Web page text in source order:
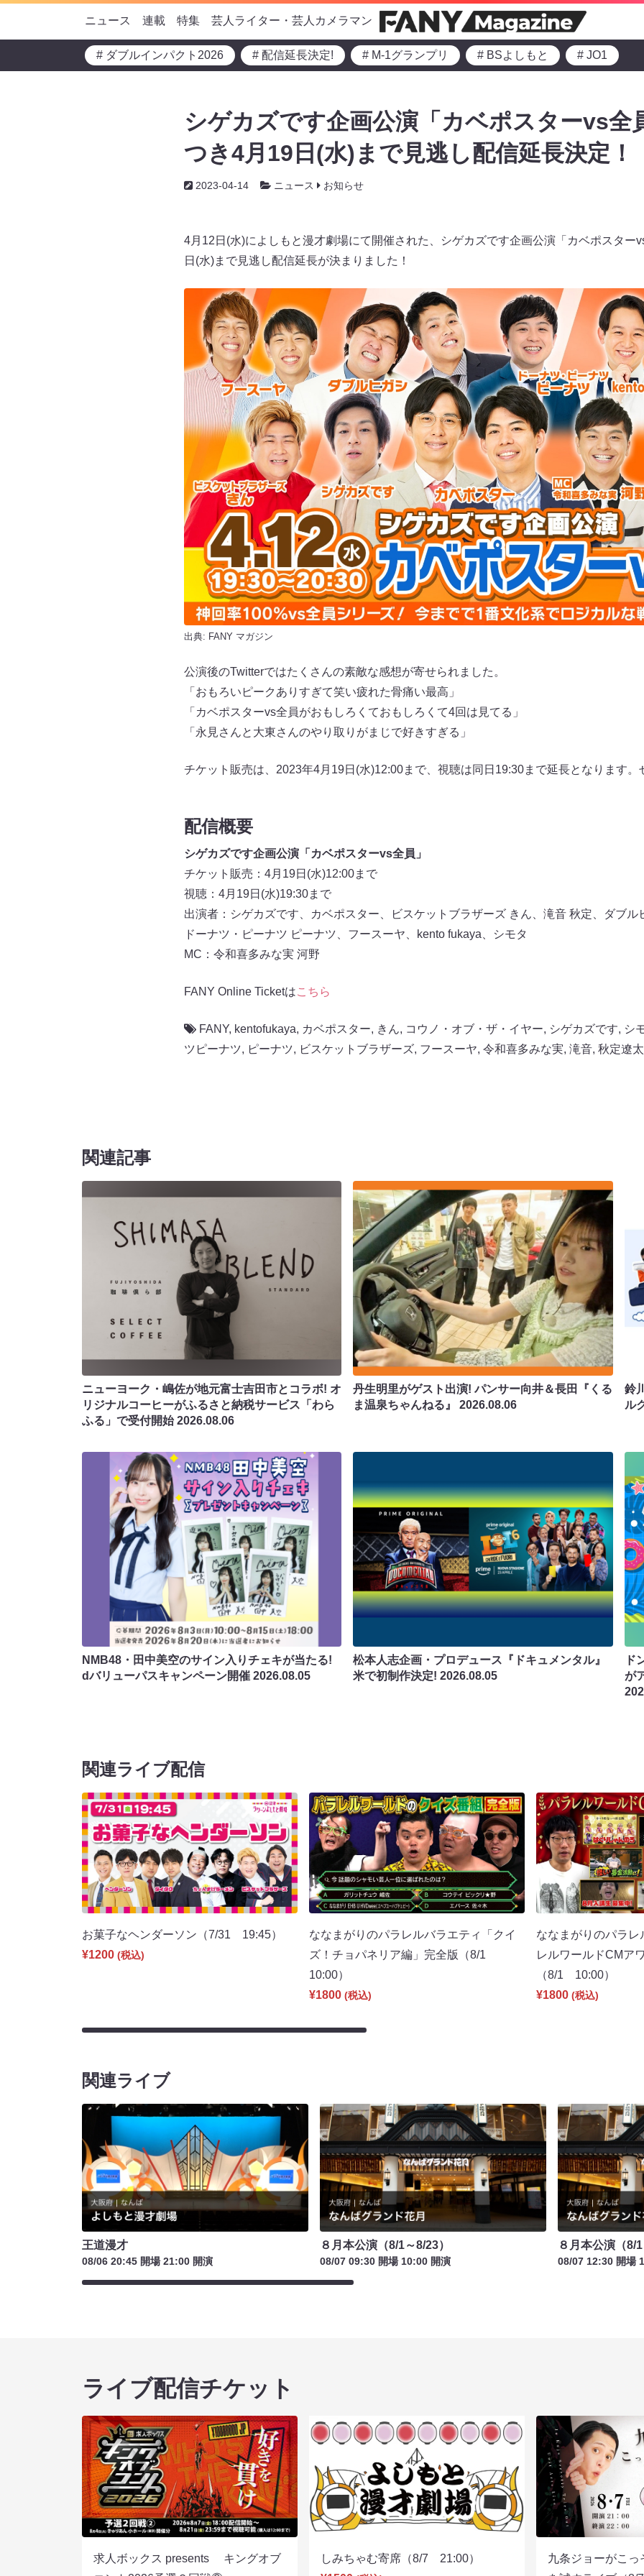
ニュース 連載 特集 芸人ライター・芸人カメラマン
# ダブルインパクト2026 # 配信延長決定! # M-1グランプリ # BSよしもと # JO1
シゲカズです企画公演「カベポスターvs全
つき4月19日(水)まで見逃し配信延長決定！
2023-04-14 ニュース お知らせ
4月12日(水)によしもと漫才劇場にて開催された、シゲカズです企画公演「カベポスター
日(水)まで見逃し配信延長が決まりました！
出典: FANY マガジン
公演後のTwitterではたくさんの素敵な感想が寄せられました。
「おもろいピークありすぎて笑い疲れた骨痛い最高」
「カベポスターvs全員がおもしろくておもしろくて4回は見てる」
「永見さんと大東さんのやり取りがまじで好きすぎる」
チケット販売は、2023年4月19日(水)12:00まで、視聴は同日19:30まで延長となります。
配信概要
シゲカズです企画公演「カベポスターvs全員」
チケット販売：4月19日(水)12:00まで
視聴：4月19日(水)19:30まで
出演者：シゲカズです、カベポスター、ビスケットブラザーズ きん、滝音 秋定、ダブル
ドーナツ・ピーナツ ピーナツ、フースーヤ、kento fukaya、シモタ
MC：令和喜多みな実 河野
FANY Online Ticketはこちら
FANY, kentofukaya, カベポスター, きん, コウノ・オブ・ザ・イヤー, シゲカズです, シ
ツピーナツ, ピーナツ, ビスケットブラザーズ, フースーヤ, 令和喜多みな実, 滝音, 秋定遼
関連記事
ニューヨーク・嶋佐が地元富士吉田市とコラボ! オ
リジナルコーヒーがふるさと納税サービス「わら
ふる」で受付開始2026.08.06
丹生明里がゲスト出演! パンサー向井＆長田『くる
ま温泉ちゃんねる』2026.08.06
鈴
ル
NMB48・田中美空のサイン入りチェキが当たる!
dバリューパスキャンペーン開催 2026.08.05
松本人志企画・プロデュース『ドキュメンタル』
米で初制作決定!2026.08.05
ド
が
関連ライブ配信
お菓子なヘンダーソン（7/31 19:45）
¥1200 (税込)
ななまがりのパラレルバラエティ「クイ
ズ！チョパネリア編」完全版（8/1
10:00）
¥1800 (税込)
ななまがりのパラレ
レルワールドCMア
（8/1 10:00）
¥1800 (税込)
関連ライブ
王道漫才
08/06 20:45 開場 21:00 開演
８月本公演（8/1～8/23）
08/07 09:30 開場 10:00 開演
８月本公演（8/1
08/07 12:30 開場
ライブ配信チケット
求人ボックス presents キングオブ
しみちゃむ寄席（8/7 21:00）
九条ジョーがこっ